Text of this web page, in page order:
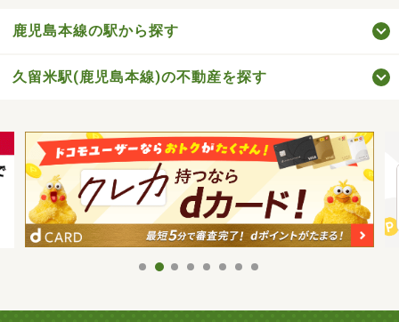
鹿児島本線の駅から探す
久留米駅(鹿児島本線)の不動産を探す